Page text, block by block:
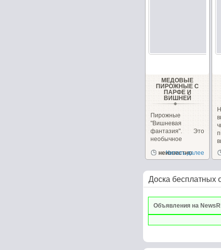
МЕДОВЫЕ
ПИРОЖНЫЕ С
ПАРФЕ И
ВИШНЕЙ
Пирожные
"Вишневая
фантазия". Это
необычное
сочетает в себе,...
неизвестно
Читать далее
Доска бесплатных
Объявления на